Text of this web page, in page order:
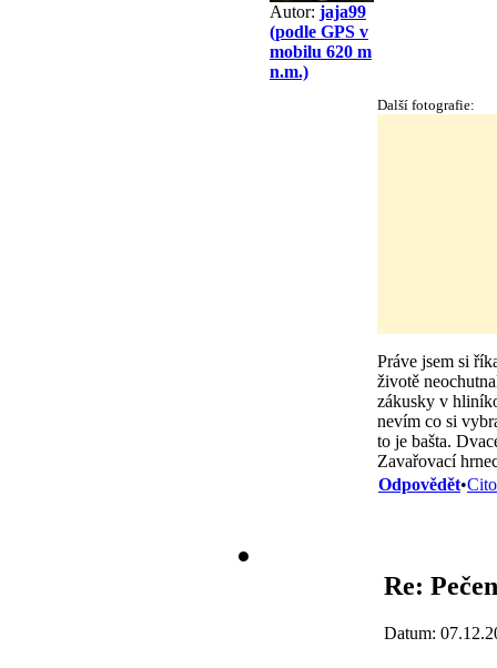
Autor: jaja99
(podle GPS v
mobilu 620 m
n.m.)
Další fotografie:
Práve jsem si
životě
zákusky v
nevím co si
to je bašta.
Zavařovací
Odpovědět•
Re:
Datum: